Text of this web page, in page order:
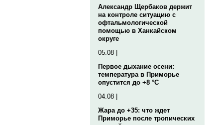
Александр Щербаков держит
на контроле ситуацию с
офтальмологической
помощью в Ханкайском
округе
05.08 |
Первое дыхание осени:
температура в Приморье
опустится до +8 °C
04.08 |
Жара до +35: что ждет
Приморье после тропических